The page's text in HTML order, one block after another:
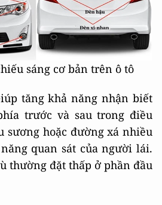
sáng cơ bản trên ô tô
tăng khả năng nhận biết
trước và sau trong điều
hoặc đường xá nhiều
quan sát của người lái.
thường đặt thấp ở phần đầu